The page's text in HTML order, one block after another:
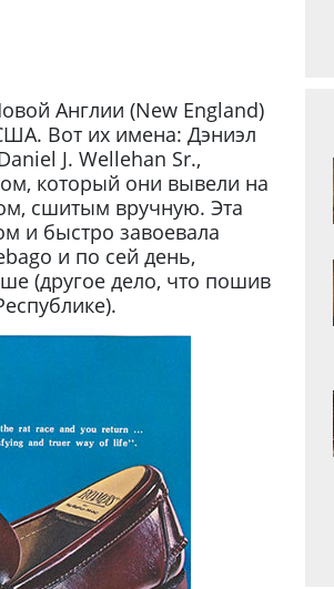
Англии (New England)
Вот их имена: Дэниэл
J. Wellehan Sr.,
который они вывели на
сшитым вручную. Эта
и быстро завоевала
и по сей день,
(другое дело, что пошив